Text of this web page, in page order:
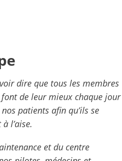
dire que tous les membres
font de leur mieux chaque jour
patients afin qu’ils se
l’aise.
et du centre